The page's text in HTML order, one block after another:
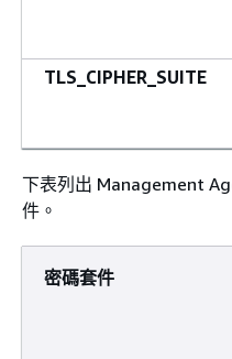
TLS_CIPHER_SUITE
下表列出 Management
件。
密碼套件